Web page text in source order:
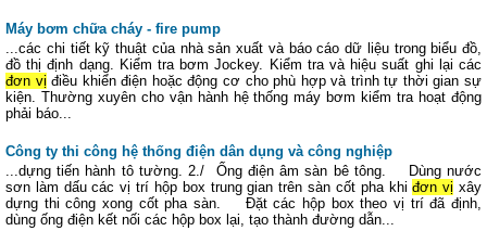
Máy bơm chữa cháy - fire pump
...các chi tiết kỹ thuật của nhà sản xuất và báo cáo dữ liệu trong biểu đồ,
đồ thị định dạng. Kiểm tra bơm Jockey. Kiểm tra và hiệu suất ghi lại các
đơn vị điều khiển điện hoặc động cơ cho phù hợp và trình tự thời gian sự
kiện. Thường xuyên cho vận hành hệ thống máy bơm kiểm tra hoạt động
phải báo...
Công ty thi công hệ thống điện dân dụng và công nghiệp
...dựng tiến hành tô tường. 2./ Ống điện âm sàn bê tông. Dùng nước
sơn làm dấu các vị trí hộp box trung gian trên sàn cốt pha khiđơn vị xây
dựng thi công xong cốt pha sàn. Đặt các hộp box theo vị trí đã định,
dùng ống điện kết nối các hộp box lại, tạo thành đường dẫn...